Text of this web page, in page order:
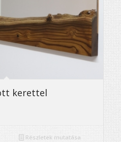
kerettel
Részletek mutatása